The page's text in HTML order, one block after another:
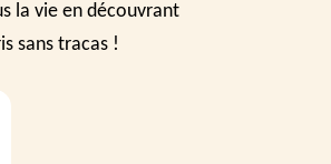
la vie en découvrant
sans tracas !